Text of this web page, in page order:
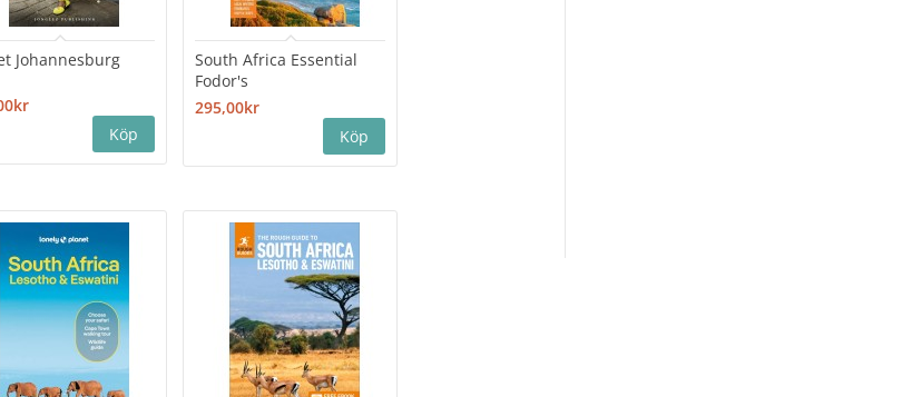
Johannesburg
South Africa Essential
Fodor's
295,00kr